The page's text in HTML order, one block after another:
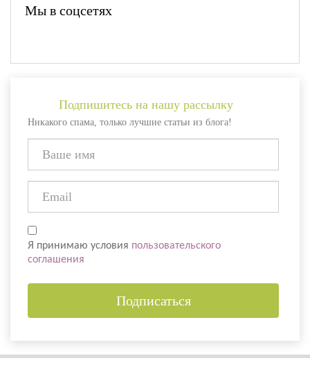
Мы в соцсетях
Подпишитесь на нашу рассылку
Никакого спама, только лучшие статьи из блога!
Я принимаю условия пользовательского
соглашения
Подписаться